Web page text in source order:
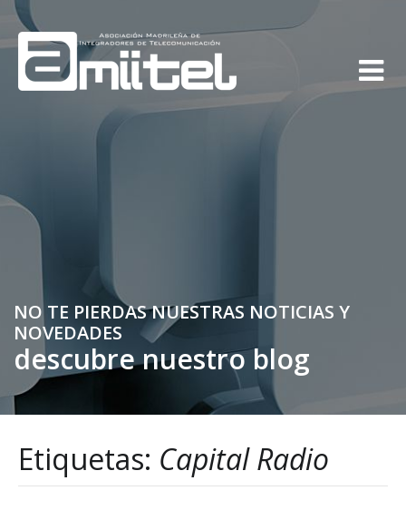
NO TE PIERDAS NUESTRAS NOTICIAS Y
NOVEDADES
descubre nuestro blog
Etiquetas: Capital Radio